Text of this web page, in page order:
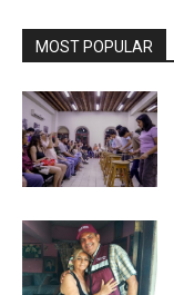
MOST POPULAR